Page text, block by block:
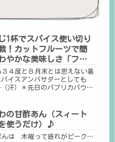
1杯でスパイス使い切り
！カットフルーツで簡
やかな美味しさ「フル
コリアンダーマリネ」
３４度と８月末とは思えない暑
イスアンバサダーとしても
汗）＊先日のパプリカパウダ
。スミマセン。。。休日の日中
物には行きたくないので(｡-
の甘酢あん（スィート
使うだけ）♪
んは 木曜って疲れがピーク…